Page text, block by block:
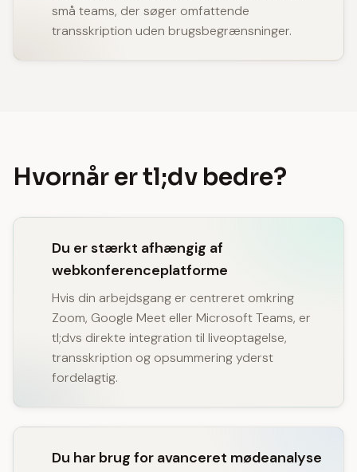
små teams, der søger omfattende
transskription uden brugsbegrænsninger.
Hvornår er tl;dv bedre?
Du er stærkt afhængig af
webkonferenceplatforme
Hvis din arbejdsgang er centreret omkring
Zoom, Google Meet eller Microsoft Teams, er
tl;dvs direkte integration til liveoptagelse,
transskription og opsummering yderst
fordelagtig.
Du har brug for avanceret mødeanalyse